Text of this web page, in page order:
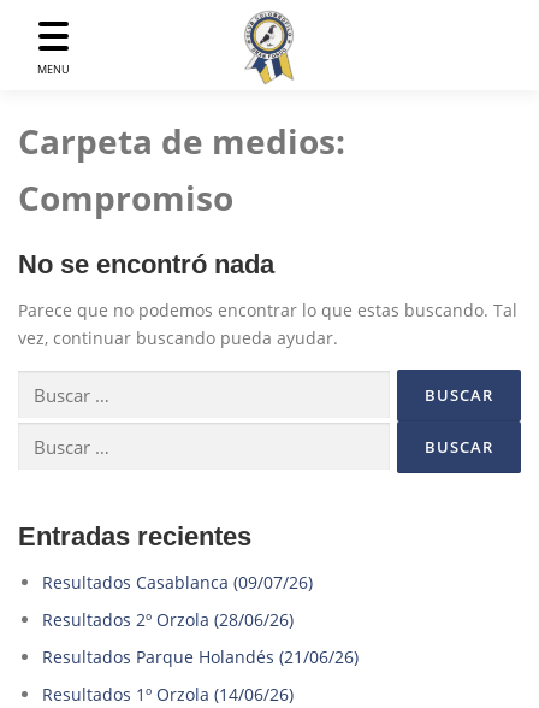
MENU
contenido
Carpeta de medios:
Compromiso
No se encontró nada
Parece que no podemos encontrar lo que estas buscando. Tal
vez, continuar buscando pueda ayudar.
Buscar:
Buscar:
Entradas recientes
Resultados Casablanca (09/07/26)
Resultados 2º Orzola (28/06/26)
Resultados Parque Holandés (21/06/26)
Resultados 1º Orzola (14/06/26)